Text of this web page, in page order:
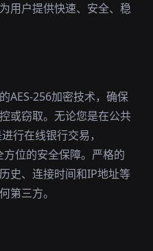
用户提供快速、安全、稳
AES-256加密技术，确保
或窃取。无论您是在公共
行在线银行交易，
位的安全保障。严格的
史、连接时间和IP地址等
第三方。